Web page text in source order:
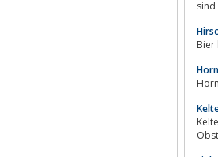
Bier
Kelterei